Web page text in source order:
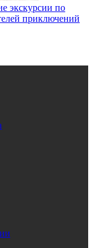
экскурсии по
приключений